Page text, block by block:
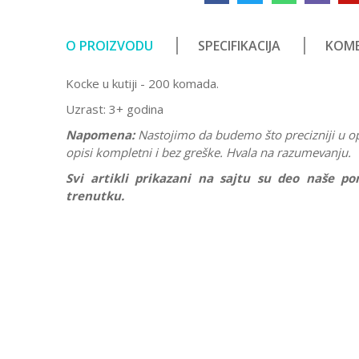
O PROIZVODU SPECIFIKACIJA
Kocke u kutiji - 200 komada.
Uzrast: 3+ godina
Napomena: Nastojimo da budemo što precizniji u
opisi kompletni i bez greške. Hvala na razumevanju.
Svi artikli prikazani na sajtu su deo naše
trenutku.